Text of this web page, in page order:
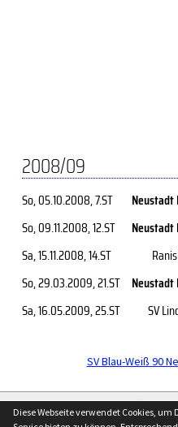
2008/09
So, 05.10.2008, 7.ST Neustadt
So, 09.11.2008, 12.ST Neustadt
Sa, 15.11.2008, 14.ST
So, 29.03.2009, 21.ST Neustadt
Sa, 16.05.2009, 25.ST SV
SV Blau-Weiß 90
Diese Webseite verwendet Cookies,